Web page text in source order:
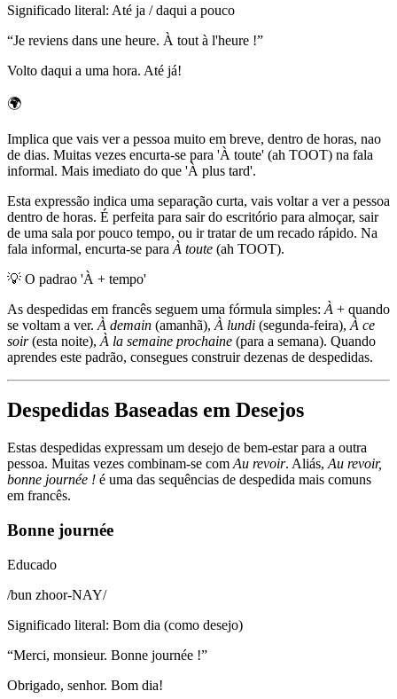
Significado literal: Até ja / daqui a pouco
“Je reviens dans une heure. À tout à l'heure !”
Volto daqui a uma hora. Até já!
🌍
Implica que vais ver a pessoa muito em breve, dentro de horas, nao
de dias. Muitas vezes encurta-se para 'À toute' (ah TOOT) na fala
informal. Mais imediato do que 'À plus tard'.
Esta expressão indica uma separação curta, vais voltar a ver a pessoa
dentro de horas. É perfeita para sair do escritório para almoçar, sair
de uma sala por pouco tempo, ou ir tratar de um recado rápido. Na
fala informal, encurta-se para À toute (ah TOOT).
💡 O padrao 'À + tempo'
As despedidas em francês seguem uma fórmula simples: À + quando
se voltam a ver. À demain (amanhã), À lundi (segunda-feira), À ce
soir(esta noite), À la semaine prochaine (para a semana). Quando
aprendes este padrão, consegues construir dezenas de despedidas.
Despedidas Baseadas em Desejos
Estas despedidas expressam um desejo de bem-estar para a outra
pessoa. Muitas vezes combinam-se com Au revoir. Aliás, Au revoir,
bonne journée ! é uma das sequências de despedida mais comuns
em francês.
Bonne journée
Educado
/bun zhoor-NAY/
Significado literal: Bom dia (como desejo)
“Merci, monsieur. Bonne journée !”
Obrigado, senhor. Bom dia!